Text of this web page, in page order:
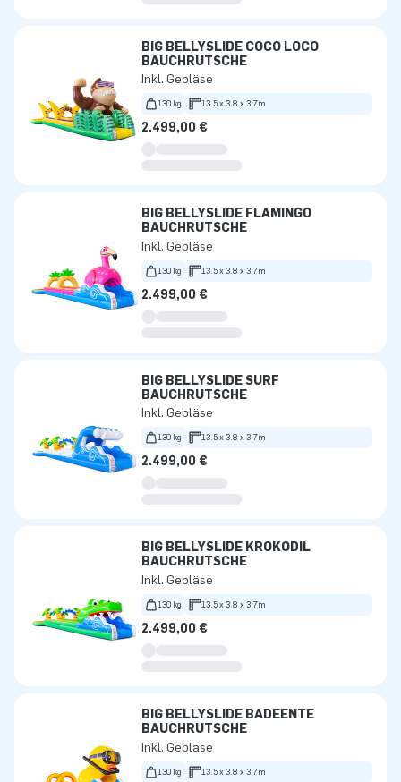
BIG BELLYSLIDE COCO LOCO
BAUCHRUTSCHE
Inkl. Gebläse
130 kg 13.5 x 3.8 x 3.7m
2.499,00 €
BIG BELLYSLIDE FLAMINGO
BAUCHRUTSCHE
Inkl. Gebläse
130 kg 13.5 x 3.8 x 3.7m
2.499,00 €
BIG BELLYSLIDE SURF
BAUCHRUTSCHE
Inkl. Gebläse
130 kg 13.5 x 3.8 x 3.7m
2.499,00 €
BIG BELLYSLIDE KROKODIL
BAUCHRUTSCHE
Inkl. Gebläse
130 kg 13.5 x 3.8 x 3.7m
2.499,00 €
BIG BELLYSLIDE BADEENTE
BAUCHRUTSCHE
Inkl. Gebläse
130 kg 13.5 x 3.8 x 3.7m